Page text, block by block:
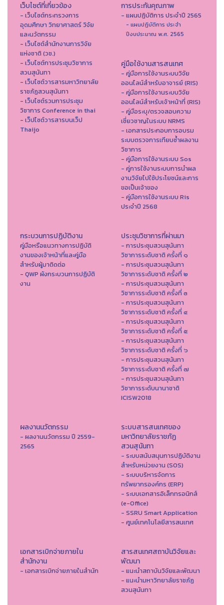
เว็บไซต์ที่เกี่ยวข้อง
- เว็บไซต์กระทรวงการ
อุดมศึกษา วิทยาศาสตร์ วิจัย
และนวัตกรรม
- เว็บไซต์สำนักงานการวิจัย
แห่งชาติ (วช.)
- เว็บไซต์การประชุมวิชาการ
สวนสุนันทา
- เว็บไซต์วารสารมหาวิทยาลัย
ราชภัฏสวนสุนันทา
- เว็บไซต์รวมการประชุม
วิชาการ Conference in thai
- เว็ปไซต์วารสารบนเว็ป
Thaijo
การประกันคุณภาพ
- แผนปฏิบัติการ ประจำปี 2565
- แผนปฏิบัติการ ประจำ
ปีงบประมาณ พ.ศ. 2565
คู่มือใช้งานสารสนเทศ
- คู่มือการใช้งานระบบวิจัย
ออนไลน์สำหรับอาจารย์ (RIS)
- คู่มือการใช้งานระบบวิจัย
ออนไลน์สำหรับเจ้าหน้าที่ (RIS)
- คู่มือระบุ/ตรวจสอบความ
เชี่ยวชาญในระบบ NRMS
- เอกสารประกอบการอบรม
ระบบตรวจการเทียบซ้ำผลงาน
วิชาการ
- คู่มือการใช้งานระบบ Sos
- คู่การใช้งานระบบการนำผล
งานวิจัยไปใช้ประโยชน์และการ
ขอเป็นเจ้าของ
- คู่มือการใช้งานระบบ Ris
ประจำปี 2568
กระบวนการปฏิบัติงาน
คู่มือหรือแนวทางการปฏิบัติ
งานของเจ้าหน้าที่และคู่มือ
สำหรับผู้มาติดต่อ
- QWP ผังกระบวนการปฏิบัติ
งาน
ประชุมวิชาการที่ผ่านมา
- การประชุมสวนสุนันทา
วิชาการระดับชาติ ครั้งที่ ๑
- การประชุมสวนสุนันทา
วิชาการระดับชาติ ครั้งที่ ๒
- การประชุมสวนสุนันทา
วิชาการระดับชาติ ครั้งที่ ๓
- การประชุมสวนสุนันทา
วิชาการระดับชาติ ครั้งที่ ๔
- การประชุมสวนสุนันทา
วิชาการระดับชาติ ครั้งที่ ๕
- การประชุมสวนสุนันทา
วิชาการระดับชาติ ครั้งที่ ๖
- การประชุมสวนสุนันทา
วิชาการระดับชาติ ครั้งที่ ๗
- การประชุมสวนสุนันทา
วิชาการระดับนานาชาติ
ICISW2018
ผลงานนวัตกรรม
- ผลงานนวัตกรรม ปี 2559-
2565
ระบบสารสนเทศของ
มหาวิทยาลัยราชภัฏ
สวนสุนันทา
- ระบบสนับสนุนการปฏิบัติงาน
สำหรับหน่วยงาน (SOS)
- ระบบบริหารจัดการ
ทรัพยากรองค์กร (ERP)
- ระบบเอกสารอิเล็กทรอนิกส์
(e-Office)
- SSRU Smart Application
- ศูนย์เทคโนโลยีสารสนเทศ
เอกสารเบิกจ่ายภายใน
สำนักงาน
- เอกสารเบิกจ่ายภายในสำนัก
สารสนเทศสถาบันวิจัยและ
พัฒนา
- แนะนำสถาบันวิจัยและพัฒนา
- แนะนำมหาวิทยาลัยราชภัฏ
สวนสุนันทา